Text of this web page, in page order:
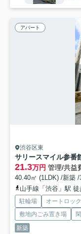
アパート
渋谷区東
サリースマイル参番
21.3万円 管理/共益
40.40㎡ (1LDK) /新築 /
山手線「渋谷」駅 徒
駐輪場 オートロック
敷地内ごみ置き場
新築